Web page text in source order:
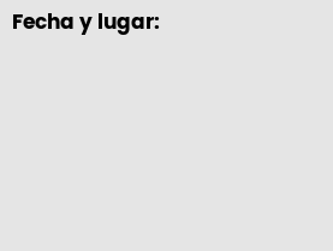
Fecha y lugar: